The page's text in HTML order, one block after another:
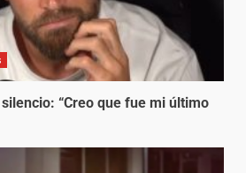
“Creo que fue mi último